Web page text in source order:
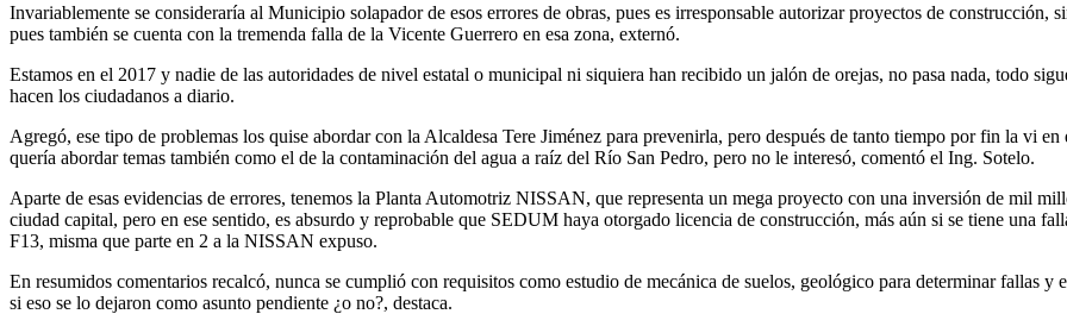
Invariablemente se consideraría al Municipio solapador de esos errores de obras, pues es irresponsable autorizar proyectos de construcción,
pues también se cuenta con la tremenda falla de la Vicente Guerrero en esa zona, externó.
Estamos en el 2017 y nadie de las autoridades de nivel estatal o municipal ni siquiera han recibido un jalón de orejas, no pasa nada, todo
hacen los ciudadanos a diario.
Agregó, ese tipo de problemas los quise abordar con la Alcaldesa Tere Jiménez para prevenirla, pero después de tanto tiempo por fin la vi
quería abordar temas también como el de la contaminación del agua a raíz del Río San Pedro, pero no le interesó, comentó el Ing. Sotelo.
Aparte de esas evidencias de errores, tenemos la Planta Automotriz NISSAN, que representa un mega proyecto con una inversión de mil
ciudad capital, pero en ese sentido, es absurdo y reprobable que SEDUM haya otorgado licencia de construcción, más aún si se tiene una
F13, misma que parte en 2 a la NISSAN expuso.
En resumidos comentarios recalcó, nunca se cumplió con requisitos como estudio de mecánica de suelos, geológico para determinar fallas
si eso se lo dejaron como asunto pendiente ¿o no?, destaca.